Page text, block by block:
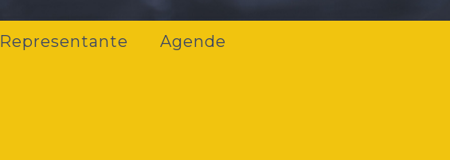
Representante Agende